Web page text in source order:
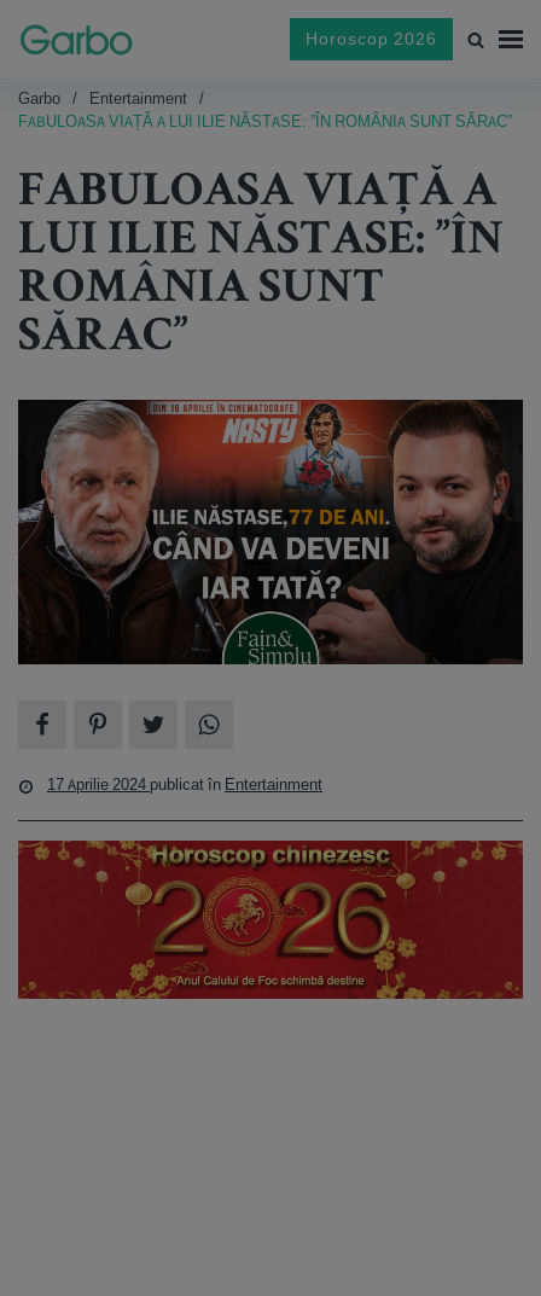
Horoscop 2026
Garbo
Entertainment
FABULOASA VIAȚĂ A LUI ILIE NĂSTASE: ”ÎN ROMÂNIA SUNT SĂRAC”
FABULOASA VIAȚĂ A
LUI ILIE NĂSTASE: ”ÎN
ROMÂNIA SUNT
SĂRAC”
17 Aprilie 2024 publicat în Entertainment